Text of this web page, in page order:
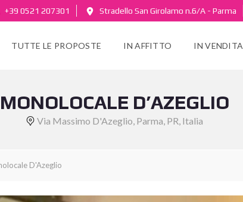
+39 0521 207301 Stradello San Girolamo n.6/A - Parma
TUTTE LE PROPOSTE IN AFFITTO IN VENDITA
MONOLOCALE D’AZEGLIO
Via Massimo D'Azeglio, Parma, PR, Italia
D'Azeglio